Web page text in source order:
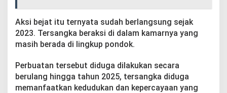
r
b
a
n
Aksi bejat itu ternyata sudah berlangsung sejak
2023. Tersangka beraksi di dalam kamarnya yang
masih berada di lingkup pondok.
Perbuatan tersebut diduga dilakukan secara
berulang hingga tahun 2025, tersangka diduga
memanfaatkan kedudukan dan kepercayaan yang